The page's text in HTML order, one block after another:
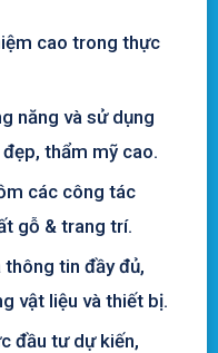
cao trong thực
năng và sử dụng
thẩm mỹ cao.
các công tác
gỗ & trang trí.
tin đầy đủ,
vật liệu và thiết bị.
đầu tư dự kiến,